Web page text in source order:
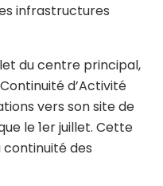
infrastructures
du centre principal,
d’Activité
vers son site de
le 1er juillet. Cette
continuité des